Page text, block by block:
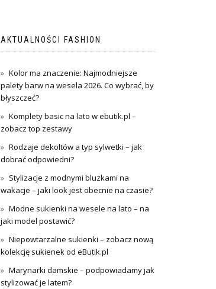
AKTUALNOŚCI FASHION
Kolor ma znaczenie: Najmodniejsze
palety barw na wesela 2026. Co wybrać, by
błyszczeć?
Komplety basic na lato w ebutik.pl –
zobacz top zestawy
Rodzaje dekoltów a typ sylwetki – jak
dobrać odpowiedni?
Stylizacje z modnymi bluzkami na
wakacje – jaki look jest obecnie na czasie?
Modne sukienki na wesele na lato – na
jaki model postawić?
Niepowtarzalne sukienki – zobacz nową
kolekcję sukienek od eButik.pl
Marynarki damskie – podpowiadamy jak
stylizować je latem?